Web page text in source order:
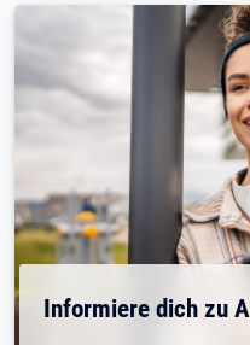
Informiere dich zu